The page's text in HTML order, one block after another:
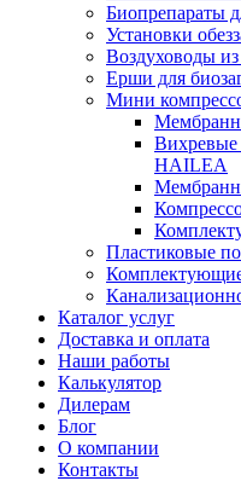
Биопрепараты
Установки
Воздуховоды
Ерши для
Мини
Вихревые
HAILEA
Пластиковые
Каталог услуг
Доставка и оплата
Наши работы
Калькулятор
Дилерам
Блог
О компании
Контакты